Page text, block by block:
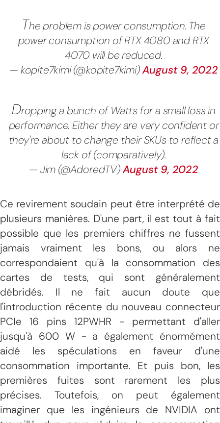
The problem is power consumption. The
power consumption of RTX 4080 and RTX
4070 will be reduced.
— kopite7kimi (@kopite7kimi)August 9, 2022
Dropping a bunch of Watts for a small loss in
performance. Either they are very confident or
they're about to change their SKUs to reflect a
lack of (comparatively).
— Jim (@AdoredTV)August 9, 2022
Ce revirement soudain peut être interprété de
plusieurs manières. D'une part, il est tout à fait
possible que les premiers chiffres ne fussent
jamais vraiment les bons, ou alors ne
correspondaient qu'à la consommation des
cartes de tests, qui sont généralement
débridés. Il ne fait aucun doute que
l'introduction récente du nouveau connecteur
PCIe 16 pins 12PWHR - permettant d'aller
jusqu'à 600 W - a également énormément
aidé les spéculations en faveur d'une
consommation importante. Et puis bon, les
premières fuites sont rarement les plus
précises. Toutefois, on peut également
imaginer que les ingénieurs de NVIDIA ont